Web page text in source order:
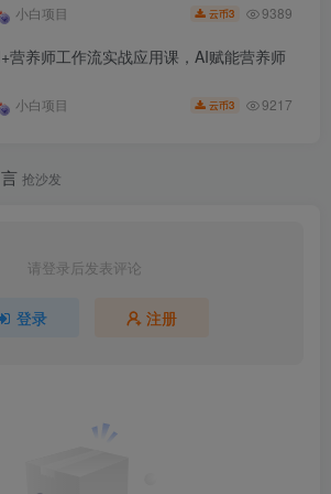
小白项目 云币3 9389
营养师工作流实战应用课，AI赋能营养师
小白项目 云币3 9217
抢沙发
请登录后发表评论
登录 注册